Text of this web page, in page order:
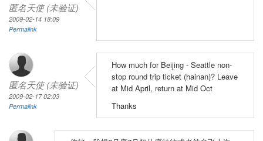
匿名天使 (未验证)
2009-02-14 18:09
Permalink
匿名天使 (未验证)
2009-02-17 02:03
Permalink
How much for Beijing - Seattle non-
stop round trip ticket (hainan)? Leave
at Mid April, return at Mid Oct
Thanks